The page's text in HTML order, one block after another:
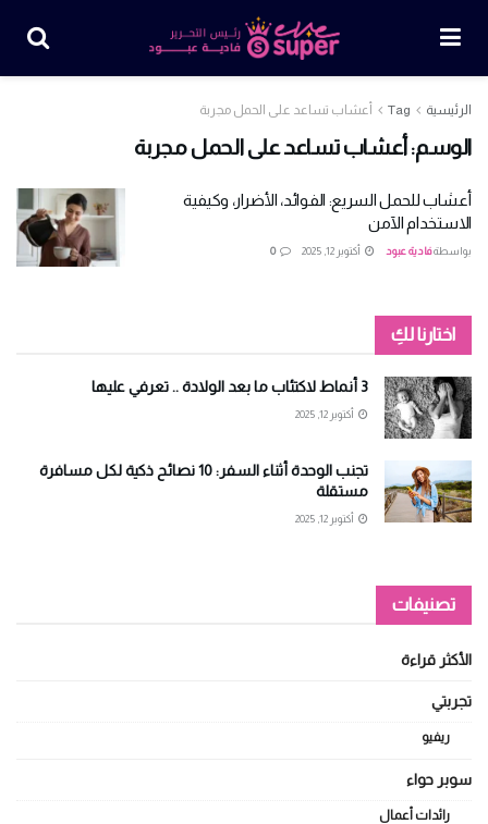
الرئيسية Tag أعشاب تساعد على الحمل مجربة
الوسم:أعشاب تساعد على الحمل مجربة
أعشاب للحمل السريع: الفوائد، الأضرار، وكيفية
الاستخدام الآمن
بواسطةفادية عبود أكتوبر 12, 2025 0
اختارنا لكِ
3 أنماط لاكتئاب ما بعد الولادة .. تعرفي عليها
أكتوبر 12, 2025
تجنب الوحدة أثناء السفر: 10 نصائح ذكية لكل مسافرة
مستقلة
أكتوبر 12, 2025
تصنيفات
الأكثر قراءة
تجربتي
ريفيو
سوبر حواء
رائدات أعمال